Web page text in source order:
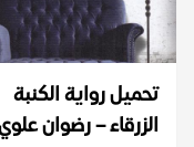
تحميل رواية الكنبة
الزرقاء – رضوان